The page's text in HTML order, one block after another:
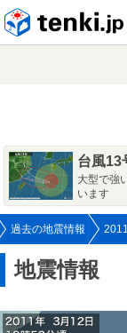
台風13
大型で強
います
過去の地震情報
地震情報